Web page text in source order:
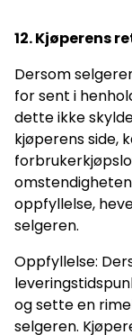
12. Kjøperens
Dersom
for sent i
dette ikke
kjøperens side,
oppfyllelse,
selgeren.
Oppfyllelse:
og sette en
selgeren.